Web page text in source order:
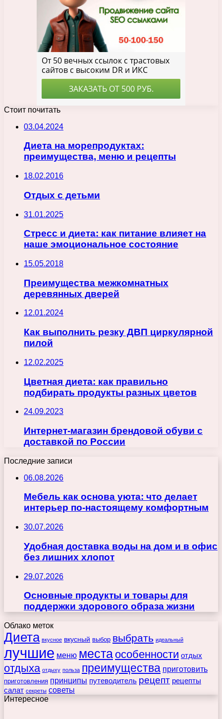
Стоит почитать
03.04.2024
Диета на морепродуктах:
преимущества, меню и рецепты
18.02.2016
Отдых с детьми
31.01.2025
Стресс и диета: как питание влияет на
наше эмоциональное состояние
15.05.2018
Преимущества межкомнатных
деревянных дверей
12.01.2024
Как выполнить резку ДВП циркулярной
пилой
12.02.2025
Цветная диета: как правильно
подбирать продукты разных цветов
24.09.2023
Интернет-магазин брендовой обуви с
доставкой по России
Последние записи
06.08.2026
Мебель как основа уюта: что делает
интерьер по-настоящему комфортным
30.07.2026
Удобная доставка воды на дом и в офис
без лишних хлопот
29.07.2026
Основные продукты и товары для
поддержки здорового образа жизни
Облако меток
Диета вкусное вкусный выбор выбрать идеальный
лучшие меню места особенности отдых
отдыха отдыху польза преимущества приготовить
приготовления принципы путеводитель рецепт рецепты
салат секреты советы
Интересное